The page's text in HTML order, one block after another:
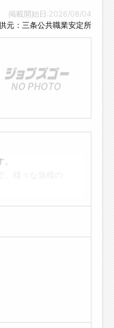
掲載開始日:2026/08/04
元：三条公共職業安定所
認することが